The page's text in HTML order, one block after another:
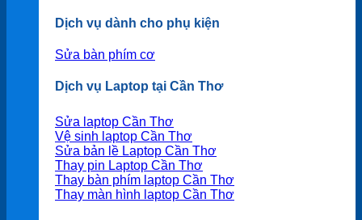
Dịch vụ dành cho phụ kiện
Sửa bàn phím cơ
Dịch vụ Laptop tại Cần Thơ
Sửa laptop Cần Thơ
Vệ sinh laptop Cần Thơ
Sửa bản lề Laptop Cần Thơ
Thay pin Laptop Cần Thơ
Thay bàn phím laptop Cần Thơ
Thay màn hình laptop Cần Thơ